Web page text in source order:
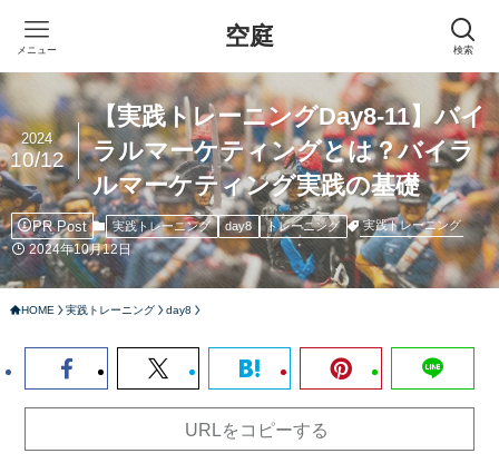
空庭 検索
メニュー
【実践トレーニングDay8-11】バイ
ラルマーケティングとは？バイラ
ルマーケティング実践の基礎
2024
10/12
PR Post 実践トレーニング day8 トレーニング 実践トレーニング
2024年10月12日
HOME 実践トレーニング day8
URLをコピーする